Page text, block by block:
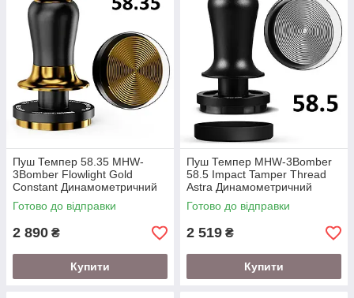
Пуш Темпер 58.35 MHW-
3Bomber Flowlight Gold
Constant Динамометричний
Готово до відправки
2 890 ₴
Купити
Пуш Темпер MHW-3Bomber
58.5 Impact Tamper Thread
Astra Динамометричний
Готово до відправки
2 519 ₴
Купити